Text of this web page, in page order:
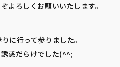
よろしくお願いいたします。
に行って参りました。
惑だらけでした(^^;